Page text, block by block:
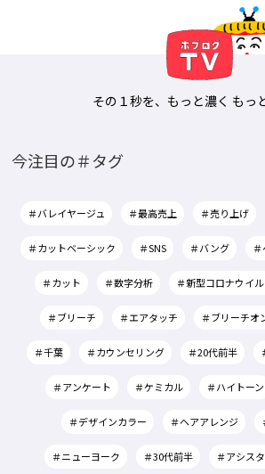
その１秒を、もっと濃く もっ
今注目の＃タグ
＃バレイヤージュ ＃最高売上 ＃売り上げ
＃カットベーシック ＃SNS ＃バング
＃カット ＃数字分析 ＃新型コロナウイ
＃ブリーチ ＃エアタッチ ＃ブリーチオ
＃千葉 ＃カウンセリング ＃20代前半
＃アンケート ＃ケミカル ＃ハイトーン
＃デザインカラー ＃ヘアアレンジ
＃ニューヨーク ＃30代前半 ＃アシス